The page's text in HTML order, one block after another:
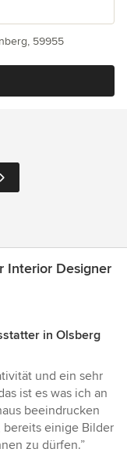
59955
Interior Designer
in Olsberg
und ein sehr
ist es was ich an
beeindrucken
bereits einige Bilder
zu dürfen.”